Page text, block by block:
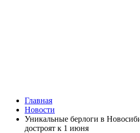
Главная
Новости
Уникальные берлоги в
достроят к 1 июня